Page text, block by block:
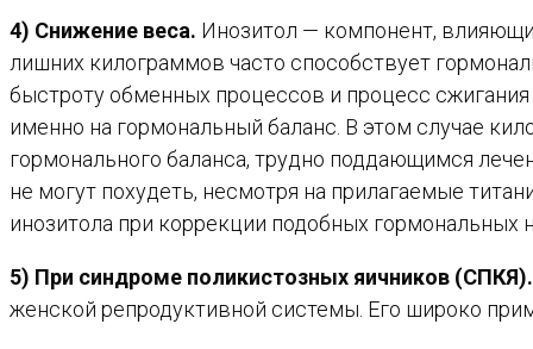
4) Снижение веса. Инозитол — компонент,
лишних килограммов часто способствует
быстроту обменных процессов и процесс
именно на гормональный баланс. В этом случае
гормонального баланса, трудно поддающимся
не могут похудеть, несмотря на прилагаемые
инозитола при коррекции подобных гормональных
5) При синдроме поликистозных яичников (СПКЯ).
женской репродуктивной системы. Его широко